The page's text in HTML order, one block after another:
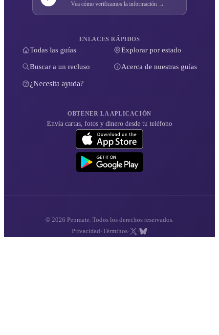
Vea cómo verificamos la información →
ENLACES RÁPIDOS
Todas las guías Explorar por estado
Buscar a un recluso Acerca de nuestras guías
¿Necesita ayuda?
OBTENER LA APLICACIÓN
Envía cartas, fotos y dinero desde tu teléfono
© 2026 Penmate. Todos los derechos reservados.
Privacidad ·Términos· ·